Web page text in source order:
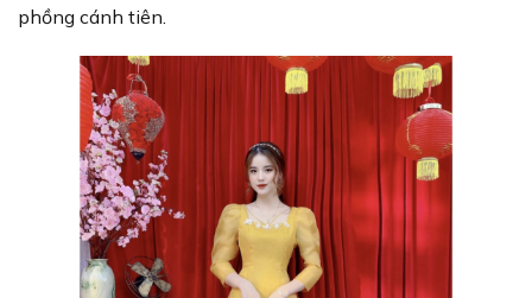
phồng cánh tiên.